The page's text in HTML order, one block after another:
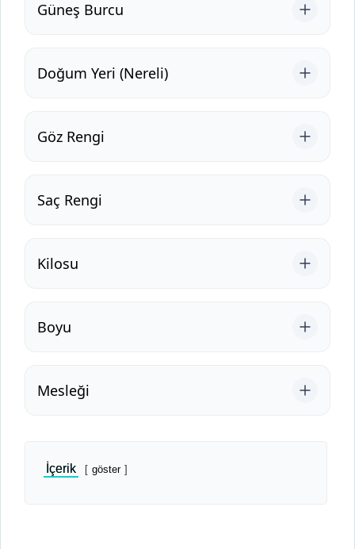
Güneş Burcu
Doğum Yeri (Nereli)
Göz Rengi
Saç Rengi
Kilosu
Boyu
Mesleği
İçerik göster